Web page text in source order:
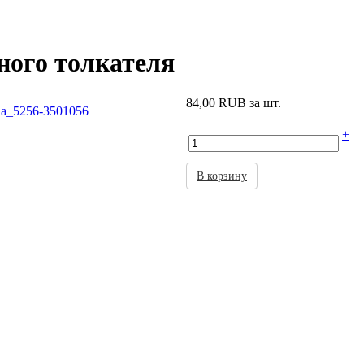
толкателя
84,00 RUB за шт.
+
–
В корзину